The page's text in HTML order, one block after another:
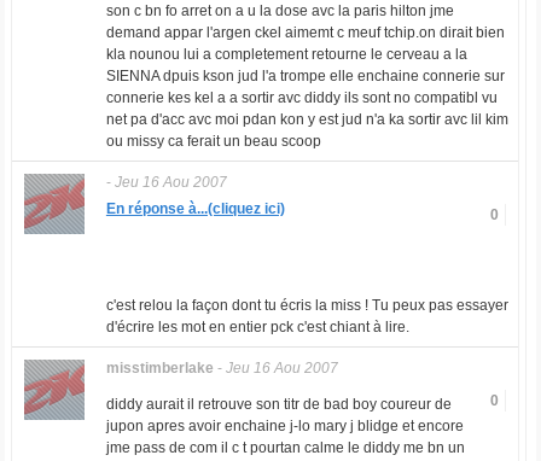
son c bn fo arret on a u la dose avc la paris hilton jme
demand appar l'argen ckel aimemt c meuf tchip.on dirait bien
kla nounou lui a completement retourne le cerveau a la
SIENNA dpuis kson jud l'a trompe elle enchaine connerie sur
connerie kes kel a a sortir avc diddy ils sont no compatibl vu
net pa d'acc avc moi pdan kon y est jud n'a ka sortir avc lil kim
ou missy ca ferait un beau scoop
- Jeu 16 Aou 2007
0
En réponse à...(cliquez ici)
c'est relou la façon dont tu écris la miss ! Tu peux pas essayer
d'écrire les mot en entier pck c'est chiant à lire.
misstimberlake - Jeu 16 Aou 2007
0
diddy aurait il retrouve son titr de bad boy coureur de
jupon apres avoir enchaine j-lo mary j blidge et encore
jme pass de com il c t pourtan calme le diddy me bn un